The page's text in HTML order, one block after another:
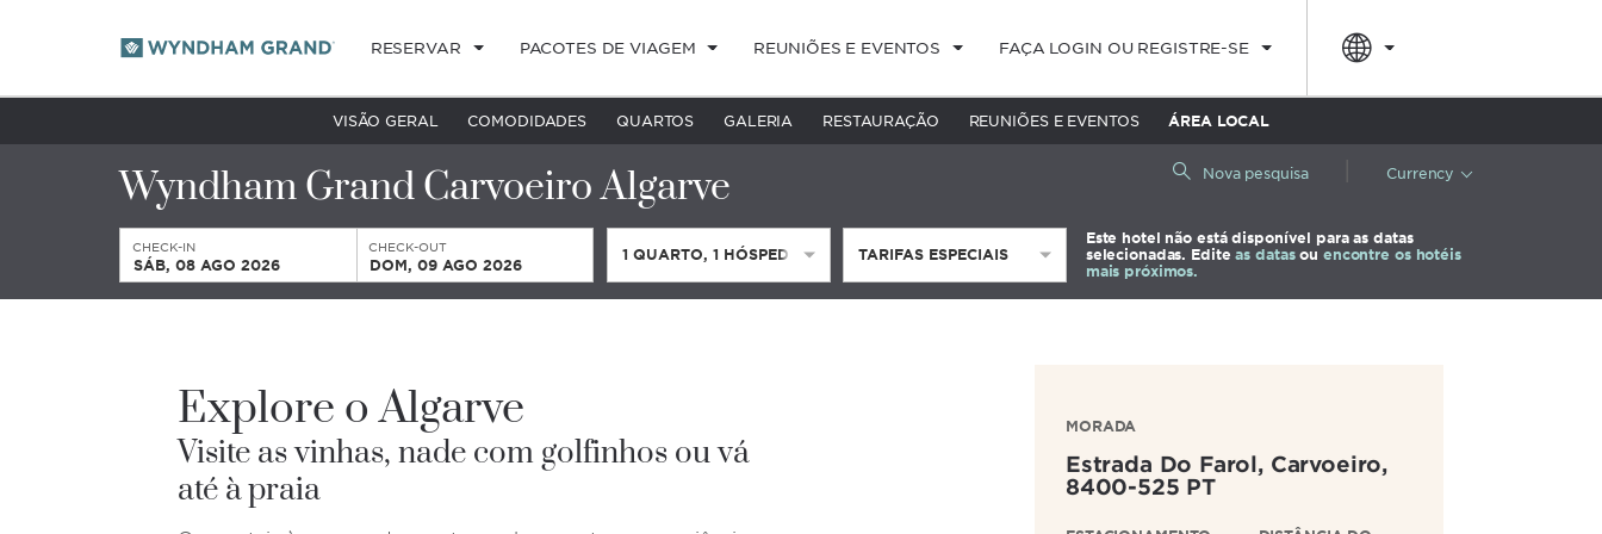
RESERVAR PACOTES DE VIAGEM REUNIÕES E EVENTOS FAÇA LOGIN OU REGISTRE-SE
VISÃO GERAL COMODIDADES QUARTOS GALERIA RESTAURAÇÃO REUNIÕES E EVENTOS ÁREA LOCAL
Wyndham Grand Carvoeiro Algarve Nova pesquisa Currency
CHECK-IN
SÁB, 08 AGO 2026
CHECK-OUT
DOM, 09 AGO 2026
1 QUARTO,1 HÓSPEDE TARIFAS ESPECIAIS
Este hotel não está disponível para as datas
selecionadas. Editeas datasou encontre os hotéis
mais próximos.
MORADA
Estrada Do Farol, Carvoeiro,
8400-525 PT
Explore o Algarve
Visite as vinhas, nade com golfinhos ou vá
até à praia